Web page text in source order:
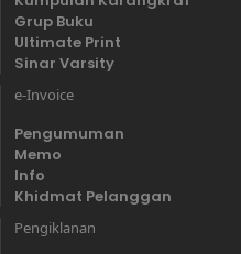
Grup Buku
Ultimate Print
Sinar Varsity
e-Invoice
Pengumuman
Memo
Info
Khidmat Pelanggan
Pengiklanan